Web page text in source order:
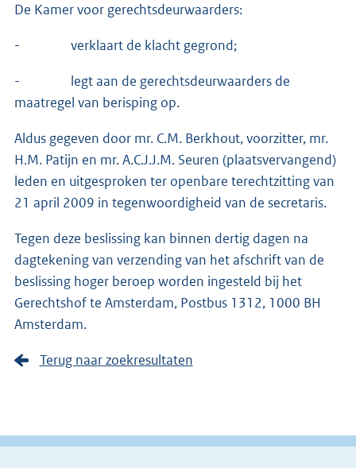
De Kamer voor gerechtsdeurwaarders:
- verklaart de klacht gegrond;
- legt aan de gerechtsdeurwaarders de
maatregel van berisping op.
Aldus gegeven door mr. C.M. Berkhout, voorzitter, mr.
H.M. Patijn en mr. A.C.J.J.M. Seuren (plaatsvervangend)
leden en uitgesproken ter openbare terechtzitting van
21 april 2009 in tegenwoordigheid van de secretaris.
Tegen deze beslissing kan binnen dertig dagen na
dagtekening van verzending van het afschrift van de
beslissing hoger beroep worden ingesteld bij het
Gerechtshof te Amsterdam, Postbus 1312, 1000 BH
Amsterdam.
Terug naar zoekresultaten